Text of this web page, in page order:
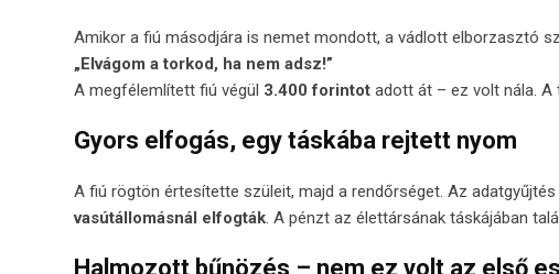
Amikor a fiú másodjára is nemet mondott, a vádlott elborzasztó
„Elvágom a torkod, ha nem adsz!”
A megfélemlített fiú végül 3.400 forintot adott át – ez volt nála. A
Gyors elfogás, egy táskába rejtett nyom
A fiú rögtön értesítette szüleit, majd a rendőrséget. Az
vasútállomásnál elfogták. A pénzt az élettársának táskájában
Halmozott bűnözés – nem ez volt az első